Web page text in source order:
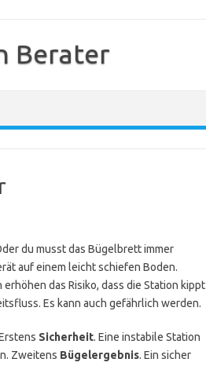
Berater
du musst das Bügelbrett immer
auf einem leicht schiefen Boden.
das Risiko, dass die Station kippt
Es kann auch gefährlich werden.
Sicherheit. Eine instabile Station
Zweitens Bügelergebnis. Ein sicher